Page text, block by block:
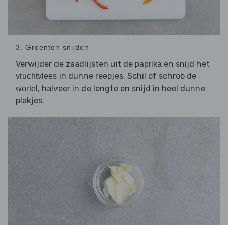
3. Groenten snijden
Verwijder de zaadlijsten uit de paprika en snijd het
vruchtvlees in dunne reepjes. Schil of schrob de
wortel , halveer in de lengte en snijd in heel dunne
plakjes.